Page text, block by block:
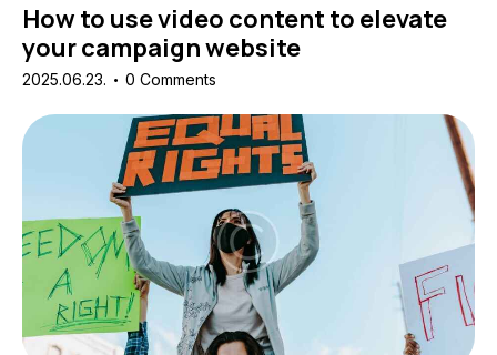
How to use video content to elevate
your campaign website
2025.06.23. 0 Comments